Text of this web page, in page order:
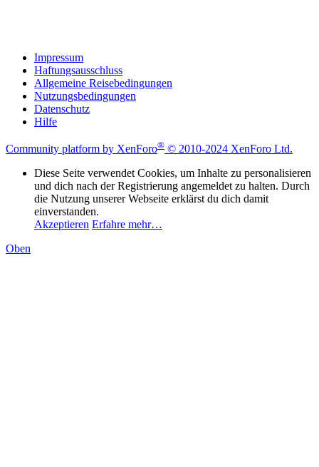
Impressum
Haftungsausschluss
Allgemeine Reisebedingungen
Nutzungsbedingungen
Datenschutz
Hilfe
Community platform by XenForo® © 2010-2024 XenForo Ltd.
Diese Seite verwendet Cookies, um Inhalte zu personalisieren
und dich nach der Registrierung angemeldet zu halten. Durch
die Nutzung unserer Webseite erklärst du dich damit
einverstanden.
Akzeptieren Erfahre mehr…
Oben